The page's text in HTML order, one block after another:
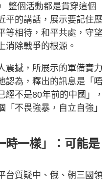
整個活動都是貫穿這個
平的講話，展示要記住歷
等相待，和平共處，守望
消除戰爭的根源。
震撼，所展示的軍備實力
認為，釋出的訊息是「唔
經不是80年前的中國」，
不畏強暴，自立自強」
時一樣」：可能是
台質疑中、俄、朝三國領